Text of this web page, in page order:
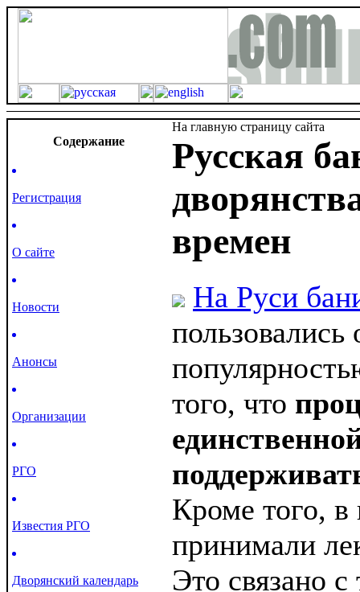
Cодержание
Регистрация
О сайте
Новости
Анонсы
Организации
РГО
Известия РГО
Дворянский календарь
На главную страницу сайта
Русская
времен
На Руси
пользовались
того, что
Кроме того, в
принимали
Это связано